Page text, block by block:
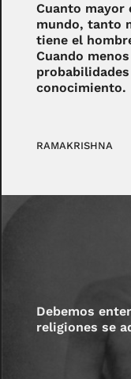
Cuanto mayor
mundo, tanto
tiene el
Cuando
conocimiento.
RAMAKRISHNA
Debemos
religiones se